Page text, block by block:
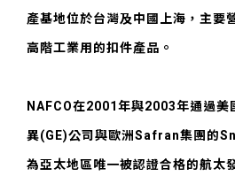
產基地位於台灣及中國上海，主要
高階工業用的扣件產品。
NAFCO在2001年與2003年通過美
異(GE)公司與歐洲Safran集團的
為亞太地區唯一被認證合格的航太